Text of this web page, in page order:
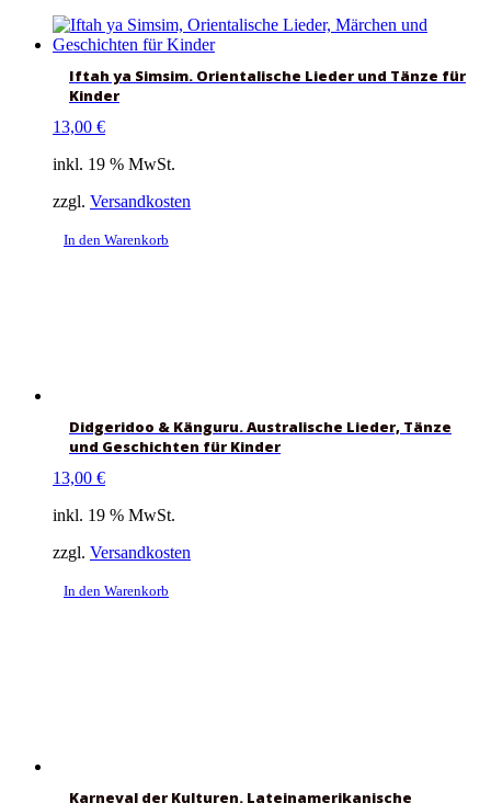
Iftah ya Simsim. Orientalische Lieder und Tänze für
Kinder
13,00 €
inkl. 19 % MwSt.
zzgl. Versandkosten
In den Warenkorb
Didgeridoo & Känguru. Australische Lieder, Tänze
und Geschichten für Kinder
13,00 €
inkl. 19 % MwSt.
zzgl. Versandkosten
In den Warenkorb
Karneval der Kulturen. Lateinamerikanische